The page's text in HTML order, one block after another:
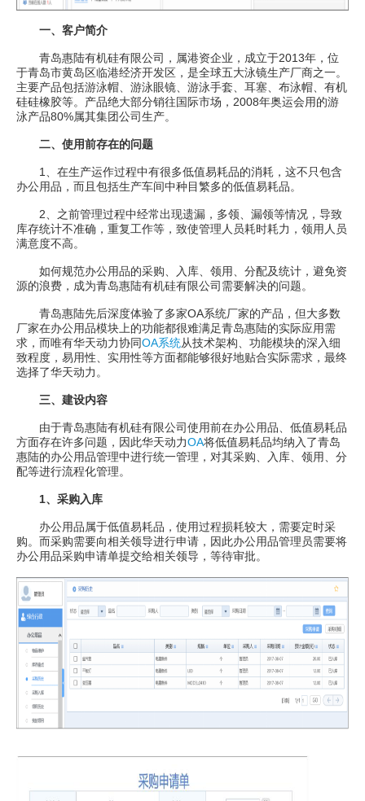
一、客户简介
青岛惠陆有机硅有限公司，属港资企业，成立于2013年，位
于青岛市黄岛区临港经济开发区，是全球五大泳镜生产厂商之一。
主要产品包括游泳帽、游泳眼镜、游泳手套、耳塞、布泳帽、有机
硅硅橡胶等。产品绝大部分销往国际市场，2008年奥运会用的游
泳产品80%属其集团公司生产。
二、使用前存在的问题
1、在生产运作过程中有很多低值易耗品的消耗，这不只包含
办公用品，而且包括生产车间中种目繁多的低值易耗品。
2、之前管理过程中经常出现遗漏，多领、漏领等情况，导致
库存统计不准确，重复工作等，致使管理人员耗时耗力，领用人员
满意度不高。
如何规范办公用品的采购、入库、领用、分配及统计，避免资
源的浪费，成为青岛惠陆有机硅有限公司需要解决的问题。
青岛惠陆先后深度体验了多家OA系统厂家的产品，但大多数
厂家在办公用品模块上的功能都很难满足青岛惠陆的实际应用需
求，而唯有华天动力协同OA系统从技术架构、功能模块的深入细
致程度，易用性、实用性等方面都能够很好地贴合实际需求，最终
选择了华天动力。
三、建设内容
由于青岛惠陆有机硅有限公司使用前在办公用品、低值易耗品
方面存在许多问题，因此华天动力OA将低值易耗品均纳入了青岛
惠陆的办公用品管理中进行统一管理，对其采购、入库、领用、分
配等进行流程化管理。
1、采购入库
办公用品属于低值易耗品，使用过程损耗较大，需要定时采
购。而采购需要向相关领导进行申请，因此办公用品管理员需要将
办公用品采购申请单提交给相关领导，等待审批。